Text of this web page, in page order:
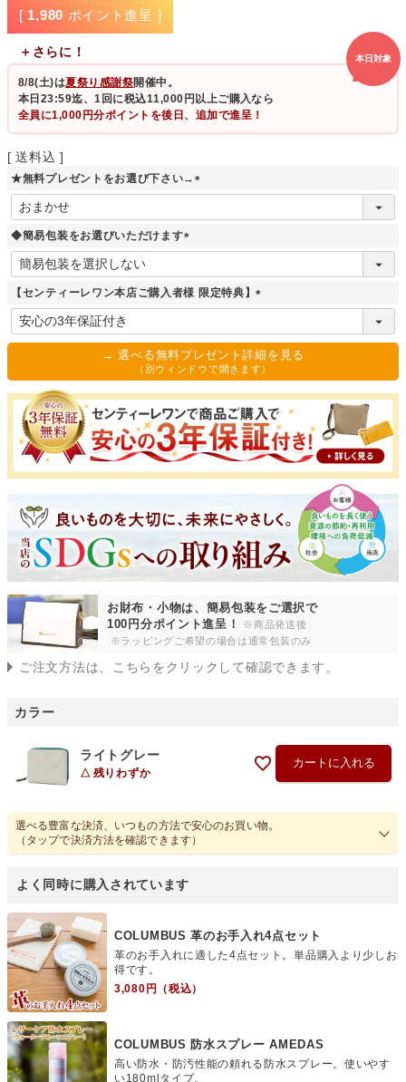
[ 1,980 ポイント進呈 ]
＋さらに！ 本日対象
8/8(土)は夏祭り感謝祭開催中。
本日23:59迄、1回に税込11,000円以上ご購入なら
全員に1,000円分ポイントを後日、追加で進呈！
送料込
★無料プレゼントをお選び下さい→
(
◆簡易包装をお選びいただけます
(
須
【センティーレワン本店ご購入者様 限定特典】
(
須
)
→ 選べる無料プレゼント詳細を見る
（別ウィンドウで開きます）
お財布・小物は、簡易包装をご選択で
100円分ポイント進呈！
※商品発送後
※ラッピングご希望の場合は通常包装のみ
ご注文方法は、こちらをクリックして確認できます。
カラー
ライトグレー
残りわずか
カートに入れる
選べる豊富な決済、いつもの方法で安心のお買い物。
（タップで決済方法を確認できます）
COLUMBUS 革のお手入れ4点セット
革のお手入れに適した4点セット。単品購入より少しお
得です。
3,080円（税込）
COLUMBUS 防水スプレー AMEDAS
高い防水・防汚性能の頼れる防水スプレー。使いやす
い180mlタイプ。